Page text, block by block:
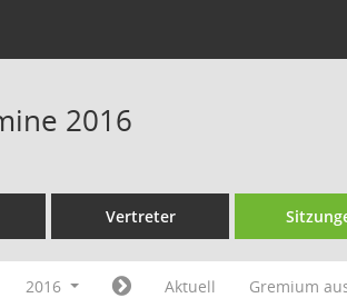
2016
Vertreter
2016 Aktuell Gremium